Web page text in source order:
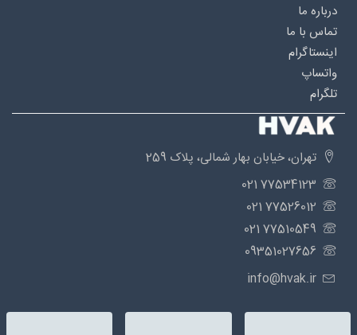
درباره‌ ما
تماس با ما
اینستاگرام
واتساپ
تلگرام
تهران، خیابان بهار شمالی، پلاک 259
77534123 021
77526012 021
77510549 021
09351027656
info@hvak.ir